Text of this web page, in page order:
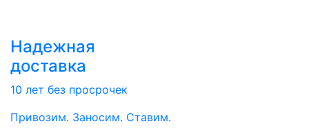
Надежная
доставка
10 лет без просрочек
Привозим. Заносим. Ставим.